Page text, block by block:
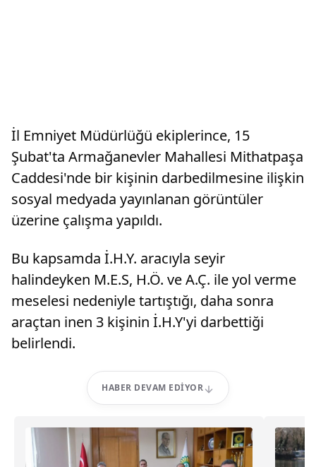
İl Emniyet Müdürlüğü ekiplerince, 15
Şubat'ta Armağanevler Mahallesi Mithatpaşa
Caddesi'nde bir kişinin darbedilmesine ilişkin
sosyal medyada yayınlanan görüntüler
üzerine çalışma yapıldı.
Bu kapsamda İ.H.Y. aracıyla seyir
halindeyken M.E.S, H.Ö. ve A.Ç. ile yol verme
meselesi nedeniyle tartıştığı, daha sonra
araçtan inen 3 kişinin İ.H.Y'yi darbettiği
belirlendi.
HABER DEVAM EDIYOR